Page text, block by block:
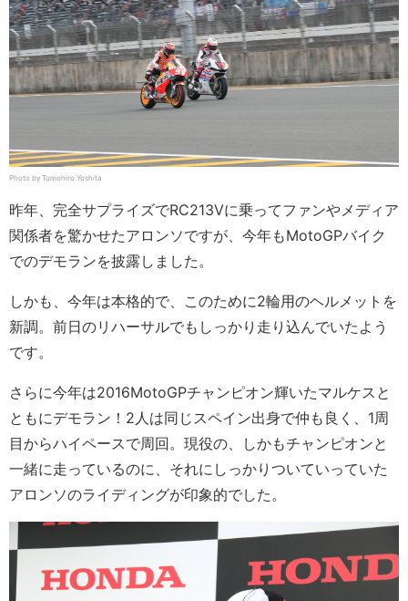
Photo by Tomohiro Yoshita
昨年、完全サプライズでRC213Vに乗ってファンやメディア
関係者を驚かせたアロンソですが、今年もMotoGPバイク
でのデモランを披露しました。
しかも、今年は本格的で、このために2輪用のヘルメットを
新調。前日のリハーサルでもしっかり走り込んでいたよう
です。
さらに今年は2016MotoGPチャンピオン輝いたマルケスと
ともにデモラン！2人は同じスペイン出身で仲も良く、1周
目からハイペースで周回。現役の、しかもチャンピオンと
一緒に走っているのに、それにしっかりついていっていた
アロンソのライディングが印象的でした。